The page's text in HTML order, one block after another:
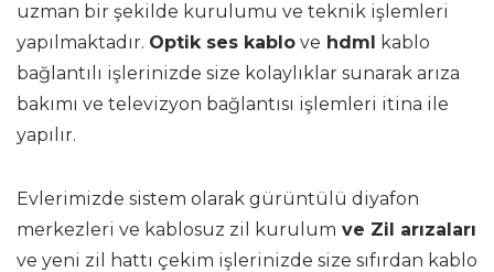
uzman bir şekilde kurulumu ve teknik işlemleri
yapılmaktadır. Optik ses kablo ve hdml kablo
bağlantılı işlerinizde size kolaylıklar sunarak arıza
bakımı ve televizyon bağlantısı işlemleri itina ile
yapılır.
Evlerimizde sistem olarak gürüntülü diyafon
merkezleri ve kablosuz zil kurulum ve Zil arızaları
ve yeni zil hattı çekim işlerinizde size sıfırdan kablo